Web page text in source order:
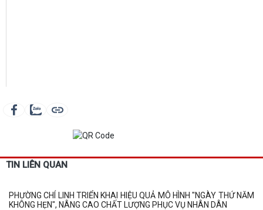
TIN LIÊN QUAN
PHƯỜNG CHÍ LINH TRIỂN KHAI HIỆU QUẢ MÔ HÌNH "NGÀY THỨ NĂM
KHÔNG HẸN", NÂNG CAO CHẤT LƯỢNG PHỤC VỤ NHÂN DÂN